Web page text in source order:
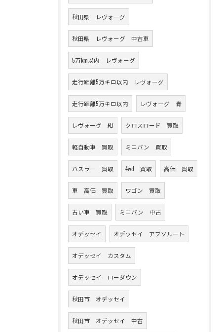
秋田県 レヴォーグ
秋田県 レヴォーグ 中古車
5万km以内 レヴォーグ
走行距離5万キロ以内 レヴォーグ
走行距離5万キロ以内 レヴォーグ 青
レヴォーグ 紺 クロスロード 買取
軽自動車 買取 ミニバン 買取
ハスラー 買取 4wd 買取 高価 買取
車 高価 買取 ワゴン 買取
古い車 買取 ミニバン 中古
オデッセイ オデッセイ アブソルート
オデッセイ カスタム
オデッセイ ローダウン
秋田市 オデッセイ
秋田市 オデッセイ 中古